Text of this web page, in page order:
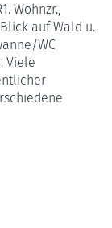
Wohnzr.,
auf Wald u.
WC
Viele